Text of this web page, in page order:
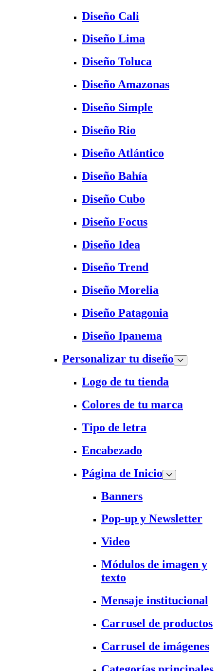
Diseño Cali
Diseño Lima
Diseño Toluca
Diseño Amazonas
Diseño Simple
Diseño Rio
Diseño Atlántico
Diseño Bahía
Diseño Cubo
Diseño Focus
Diseño Idea
Diseño Trend
Diseño Morelia
Diseño Patagonia
Diseño Ipanema
Personalizar tu diseño
Logo de tu tienda
Colores de tu marca
Tipo de letra
Encabezado
Página de Inicio
Banners
Pop-up y Newsletter
Video
Módulos de imagen y
texto
Mensaje institucional
Carrusel de productos
Carrusel de imágenes